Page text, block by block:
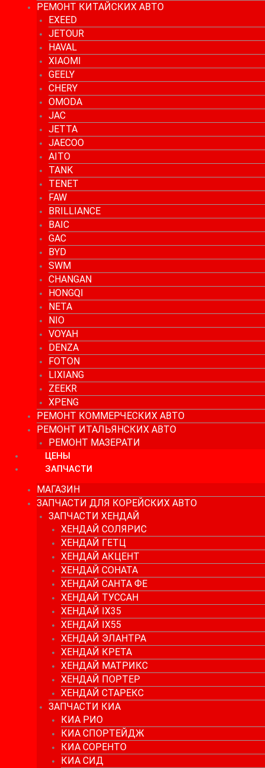
РЕМОНТ КИТАЙСКИХ АВТО
EXEED
JETOUR
HAVAL
XIAOMI
GEELY
CHERY
OMODA
JAC
JETTA
JAECOO
AITO
TANK
TENET
FAW
BRILLIANCE
BAIC
GAC
BYD
SWM
CHANGAN
HONGQI
NETA
NIO
VOYAH
DENZA
FOTON
LIXIANG
ZEEKR
XPENG
РЕМОНТ КОММЕРЧЕСКИХ АВТО
РЕМОНТ ИТАЛЬЯНСКИХ АВТО
РЕМОНТ МАЗЕРАТИ
ЦЕНЫ
ЗАПЧАСТИ
МАГАЗИН
ЗАПЧАСТИ ДЛЯ КОРЕЙСКИХ АВТО
ЗАПЧАСТИ ХЕНДАЙ
ХЕНДАЙ СОЛЯРИС
ХЕНДАЙ ГЕТЦ
ХЕНДАЙ АКЦЕНТ
ХЕНДАЙ СОНАТА
ХЕНДАЙ САНТА ФЕ
ХЕНДАЙ ТУССАН
ХЕНДАЙ IX35
ХЕНДАЙ IX55
ХЕНДАЙ ЭЛАНТРА
ХЕНДАЙ КРЕТА
ХЕНДАЙ МАТРИКС
ХЕНДАЙ ПОРТЕР
ХЕНДАЙ СТАРЕКС
ЗАПЧАСТИ КИА
КИА РИО
КИА СПОРТЕЙДЖ
КИА СОРЕНТО
КИА СИД